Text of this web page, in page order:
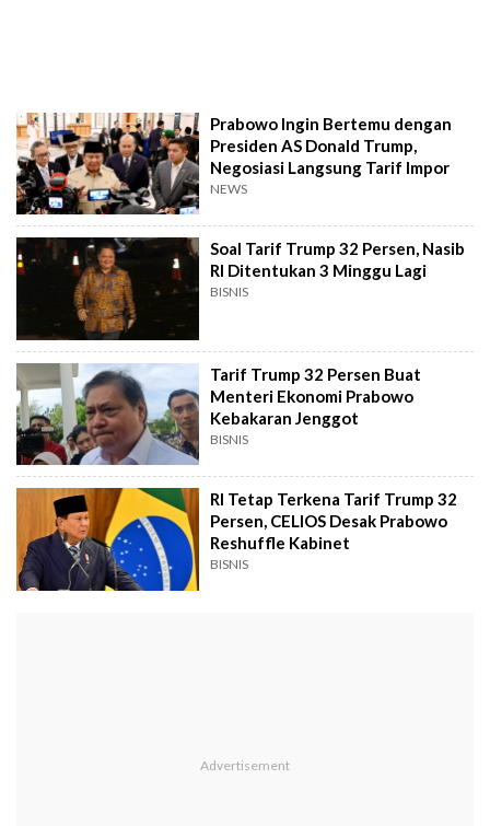
Prabowo Ingin Bertemu dengan
Presiden AS Donald Trump,
Negosiasi Langsung Tarif Impor
NEWS
Soal Tarif Trump 32 Persen, Nasib
RI Ditentukan 3 Minggu Lagi
BISNIS
Tarif Trump 32 Persen Buat
Menteri Ekonomi Prabowo
Kebakaran Jenggot
BISNIS
RI Tetap Terkena Tarif Trump 32
Persen, CELIOS Desak Prabowo
Reshuffle Kabinet
BISNIS